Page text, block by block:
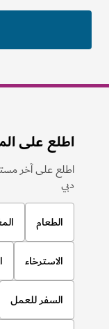
اطلع على
اطلع على آخر
دبي
الطعام
الاسترخاء
السفر للعمل